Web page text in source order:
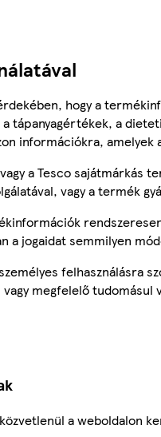
hogy a
a tápanyagértékek, a
információkra, amelyek
a Tesco
vagy a termék
a jogaidat semmilyen
felhasználásra
megfelelő tudomásul
a weboldalon